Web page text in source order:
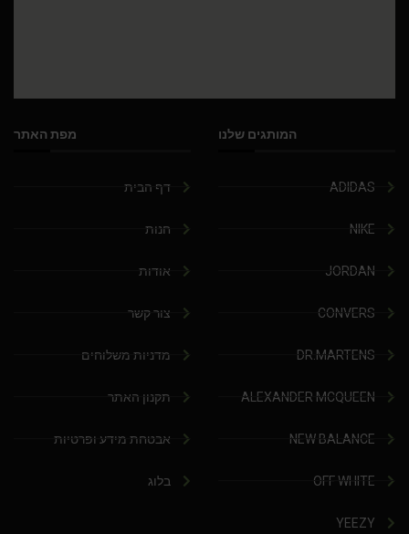
המותגים שלנו
ADIDAS
NIKE
JORDAN
CONVERS
DR.MARTENS
ALEXANDER MCQUEEN
NEW BALANCE
OFF WHITE
YEEZY
מפת האתר
דף הבית
חנות
אודות
צור קשר
מדניות משלוחים
תקנון האתר
אבטחת מידע ופרטיות
בלוג